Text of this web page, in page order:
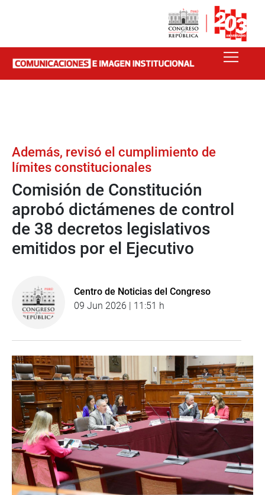
Además, revisó el cumplimiento de
límites constitucionales
Comisión de Constitución
aprobó dictámenes de control
de 38 decretos legislativos
emitidos por el Ejecutivo
Centro de Noticias del Congreso
09 Jun 2026 | 11:51 h